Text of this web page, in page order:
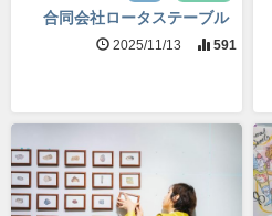
合同会社ロータステーブル
2025/11/13 591